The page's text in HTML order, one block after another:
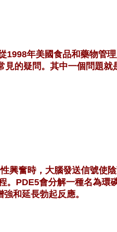
年美國食品和藥物管
的疑問。其中一個問題就
興奮時，大腦發送信號使
。PDE5會分解一種名為
和延長勃起反應。